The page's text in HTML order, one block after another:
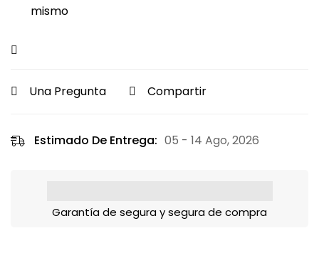
mismo
Una Pregunta Compartir
Estimado De Entrega: 05 - 14 Ago, 2026
Garantía de segura y segura de compra